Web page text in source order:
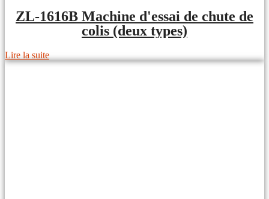
ZL-1616B Machine d'essai de chute de
colis (deux types)
Lire la suite